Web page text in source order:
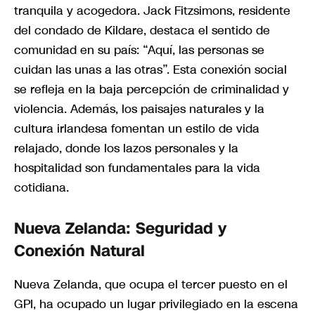
tranquila y acogedora. Jack Fitzsimons, residente
del condado de Kildare, destaca el sentido de
comunidad en su país: “Aquí, las personas se
cuidan las unas a las otras”. Esta conexión social
se refleja en la baja percepción de criminalidad y
violencia. Además, los paisajes naturales y la
cultura irlandesa fomentan un estilo de vida
relajado, donde los lazos personales y la
hospitalidad son fundamentales para la vida
cotidiana.
Nueva Zelanda: Seguridad y
Conexión Natural
Nueva Zelanda, que ocupa el tercer puesto en el
GPI, ha ocupado un lugar privilegiado en la escena